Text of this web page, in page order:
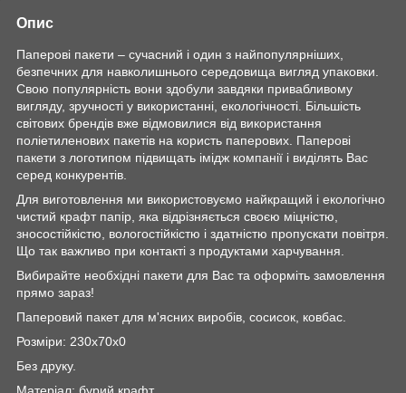
Опис
Паперові пакети – сучасний і один з найпопулярніших,
безпечних для навколишнього середовища вигляд упаковки.
Свою популярність вони здобули завдяки привабливому
вигляду, зручності у використанні, екологічності. Більшість
світових брендів вже відмовилися від використання
поліетиленових пакетів на користь паперових. Паперові
пакети з логотипом підвищать імідж компанії і виділять Вас
серед конкурентів.
Для виготовлення ми використовуємо найкращий і екологічно
чистий крафт папір, яка відрізняється своєю міцністю,
зносостійкістю, вологостійкістю і здатністю пропускати повітря.
Що так важливо при контакті з продуктами харчування.
Вибирайте необхідні пакети для Вас та оформіть замовлення
прямо зараз!
Паперовий пакет для м'ясних виробів, сосисок, ковбас.
Розміри: 230х70х0
Без друку.
Матеріал: бурий крафт.